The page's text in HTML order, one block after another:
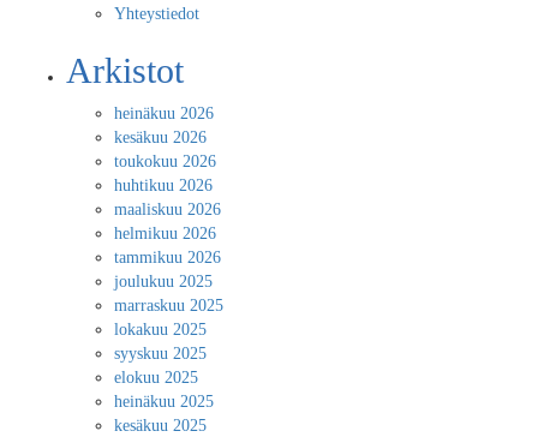
Yhteystiedot
Arkistot
heinäkuu 2026
kesäkuu 2026
toukokuu 2026
huhtikuu 2026
maaliskuu 2026
helmikuu 2026
tammikuu 2026
joulukuu 2025
marraskuu 2025
lokakuu 2025
syyskuu 2025
elokuu 2025
heinäkuu 2025
kesäkuu 2025